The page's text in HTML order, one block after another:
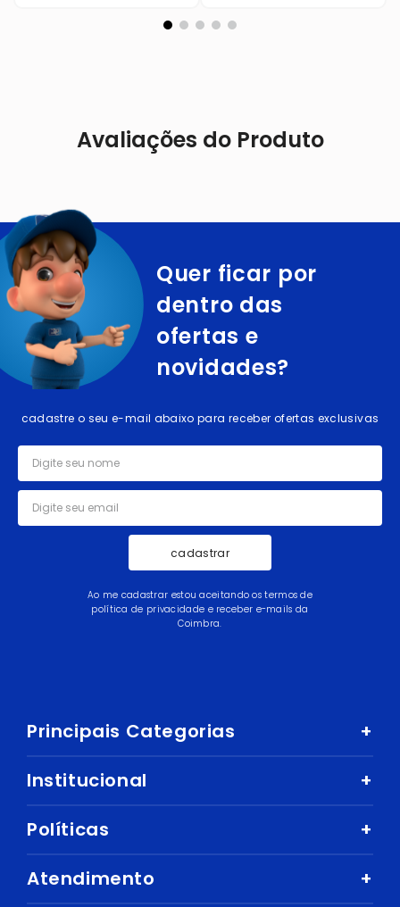
Avaliações do Produto
Quer ficar por
dentro das
ofertas e
novidades?
cadastre o seu e-mail abaixo para receber ofertas exclusivas
cadastrar
Ao me cadastrar estou aceitando os termos de
política de privacidade e receber e-mails da
Coimbra.
Principais Categorias +
Celular e Smartphone
Sandálias
Áudio
Institucional +
Nossa História
Nossas Lojas
Trabalhe Conosco
Políticas +
Como comprar
Política de Privacidade
Atendimento +